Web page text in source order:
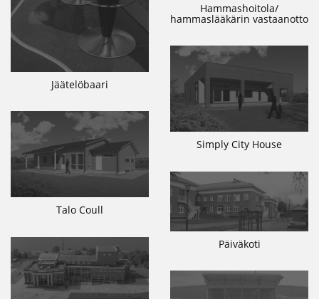
Jäätelöbaari
Hammashoitola/
hammaslääkärin vastaanotto
Simply City House
Talo Coull
Päiväkoti